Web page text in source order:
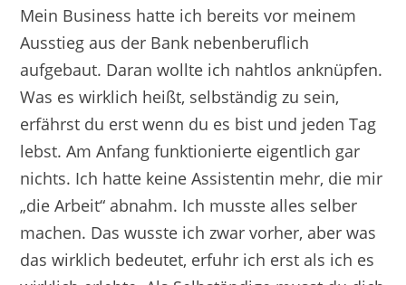
Mein Business hatte ich bereits vor meinem
Ausstieg aus der Bank nebenberuflich
aufgebaut. Daran wollte ich nahtlos anknüpfen.
Was es wirklich heißt, selbständig zu sein,
erfährst du erst wenn du es bist und jeden Tag
lebst. Am Anfang funktionierte eigentlich gar
nichts. Ich hatte keine Assistentin mehr, die mir
„die Arbeit“ abnahm. Ich musste alles selber
machen. Das wusste ich zwar vorher, aber was
das wirklich bedeutet, erfuhr ich erst als ich es